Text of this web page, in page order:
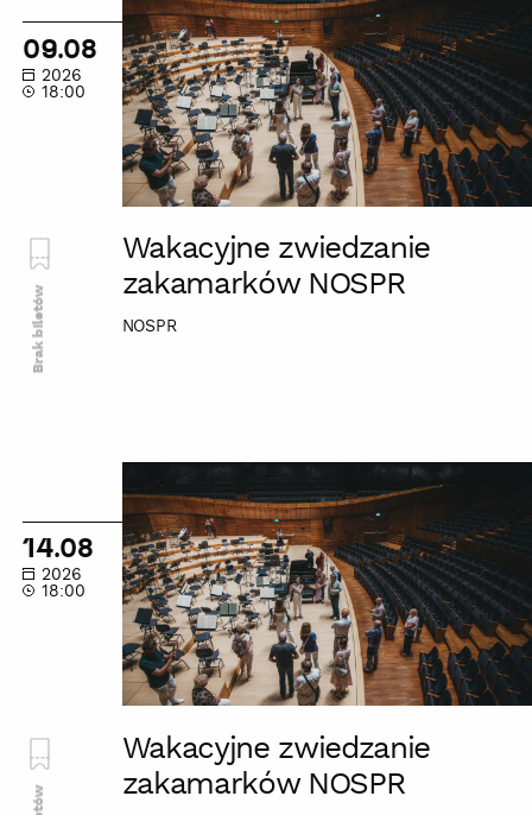
zakamarków
NOSPR
09.08
2026
18:00
Wakacyjne zwiedzanie
zakamarków NOSPR
NOSPR
Brak biletów
zwiedzanie
zakamarków
NOSPR
14.08
2026
18:00
Wakacyjne zwiedzanie
zakamarków NOSPR